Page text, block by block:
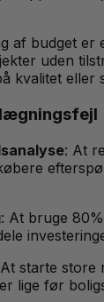
af budget er
uden
kvalitet eller
: At
: At bruge
starte store
lige før